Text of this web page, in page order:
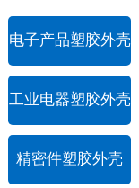
电子产品塑胶外壳
工业电器塑胶外壳
精密件塑胶外壳